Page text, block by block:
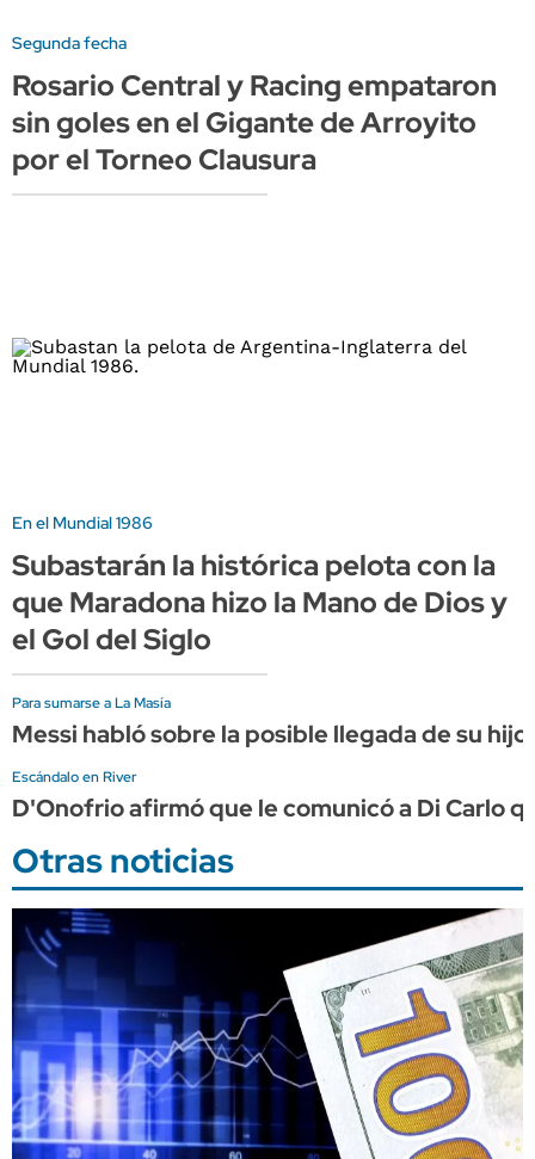
Segunda fecha
Rosario Central y Racing empataron
sin goles en el Gigante de Arroyito
por el Torneo Clausura
En el Mundial 1986
Subastarán la histórica pelota con la
que Maradona hizo la Mano de Dios y
el Gol del Siglo
Para sumarse a La Masía
Messi habló sobre la posible llegada de su
Escándalo en River
D'Onofrio afirmó que le comunicó a Di Carlo
Otras noticias